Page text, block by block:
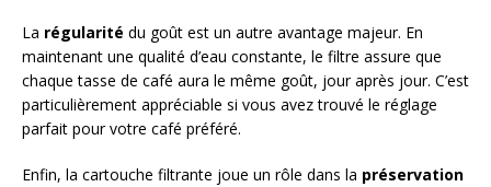
La régularité du goût est un autre avantage majeur. En
maintenant une qualité d’eau constante, le filtre assure que
chaque tasse de café aura le même goût, jour après jour. C’est
particulièrement appréciable si vous avez trouvé le réglage
parfait pour votre café préféré.
Enfin, la cartouche filtrante joue un rôle dans la préservation